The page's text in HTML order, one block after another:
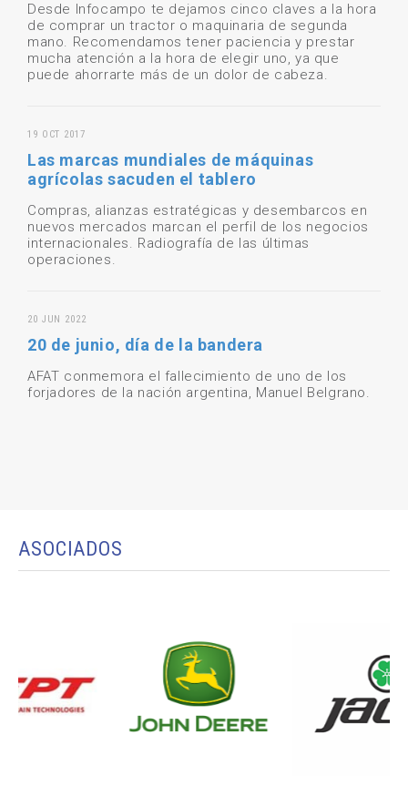
Desde Infocampo te dejamos cinco claves a la hora
de comprar un tractor o maquinaria de segunda
mano. Recomendamos tener paciencia y prestar
mucha atención a la hora de elegir uno, ya que
puede ahorrarte más de un dolor de cabeza.
19 OCT 2017
Las marcas mundiales de máquinas
agrícolas sacuden el tablero
Compras, alianzas estratégicas y desembarcos en
nuevos mercados marcan el perfil de los negocios
internacionales. Radiografía de las últimas
operaciones.
20 JUN 2022
20 de junio, día de la bandera
AFAT conmemora el fallecimiento de uno de los
forjadores de la nación argentina, Manuel Belgrano.
ASOCIADOS